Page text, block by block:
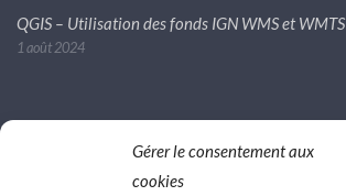
Gérer le consentement aux
cookies
QGIS – Utilisation des fonds IGN WMS et WMTS
1 août 2024